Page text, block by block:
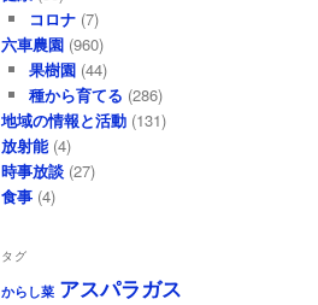
コロナ(7)
六車農園 (960)
果樹園(44)
種から育てる (286)
地域の情報と活動 (131)
放射能 (4)
時事放談 (27)
食事 (4)
タグ
からし菜 アスパラガス